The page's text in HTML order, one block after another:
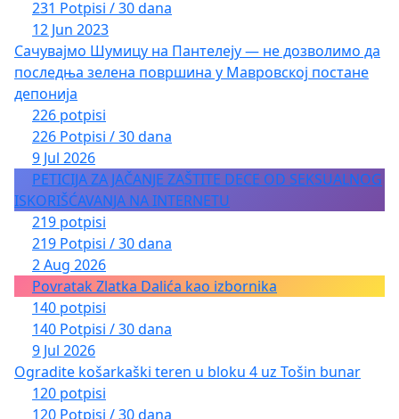
231 Potpisi / 30 dana
12 Jun 2023
Сачувајмо Шумицу на Пантелеју — не дозволимо да
последња зелена површина у Мавровској постане
депонија
226 potpisi
226 Potpisi / 30 dana
9 Jul 2026
PETICIJA ZA JAČANJE ZAŠTITE DECE OD SEKSUALNOG
ISKORIŠĆAVANJA NA INTERNETU
219 potpisi
219 Potpisi / 30 dana
2 Aug 2026
Povratak Zlatka Dalića kao izbornika
140 potpisi
140 Potpisi / 30 dana
9 Jul 2026
Ogradite košarkaški teren u bloku 4 uz Tošin bunar
120 potpisi
120 Potpisi / 30 dana